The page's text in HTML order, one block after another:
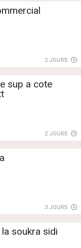
2 JOURS
sup a cote
2 JOURS
3 JOURS
soukra sidi